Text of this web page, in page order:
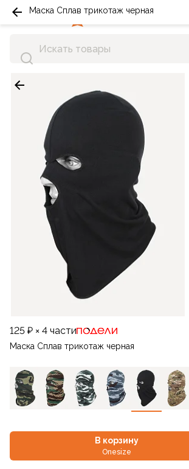
125 ₽ × 4 части
Маска Сплав трикотаж черная
В корзину
Onesize
Маска Сплав трикотаж черная